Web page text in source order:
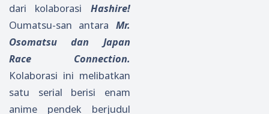
dari kolaborasi Hashire!
Oumatsu-san antara Mr.
Osomatsu dan Japan
Race Connection.
Kolaborasi ini melibatkan
satu serial berisi enam
anime pendek berjudul